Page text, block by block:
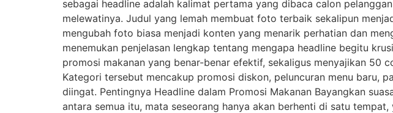
sebagai headline adalah kalimat pertama yang dibaca calon
melewatinya. Judul yang lemah membuat foto terbaik sekalipun
mengubah foto biasa menjadi konten yang menarik perhatian dan
menemukan penjelasan lengkap tentang mengapa headline begitu
promosi makanan yang benar-benar efektif, sekaligus menyajikan
Kategori tersebut mencakup promosi diskon, peluncuran menu baru,
diingat. Pentingnya Headline dalam Promosi Makanan Bayangkan
antara semua itu, mata seseorang hanya akan berhenti di satu